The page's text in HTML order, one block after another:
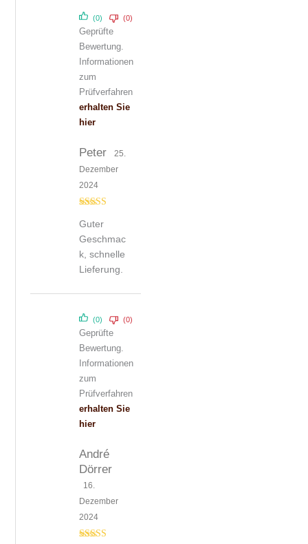
5von 5
Peter
25.
Dezember
2024
Guter
Geschmac
k, schnelle
Lieferung.
(0) (0)
Geprüfte
Bewertung.
Informationen
zum
Prüfverfahren
erhalten Sie
hier
André
Dörrer
16.
Dezember
2024
(0) (0)
Geprüfte
Bewertung.
Informationen
zum
Prüfverfahren
erhalten Sie
hier